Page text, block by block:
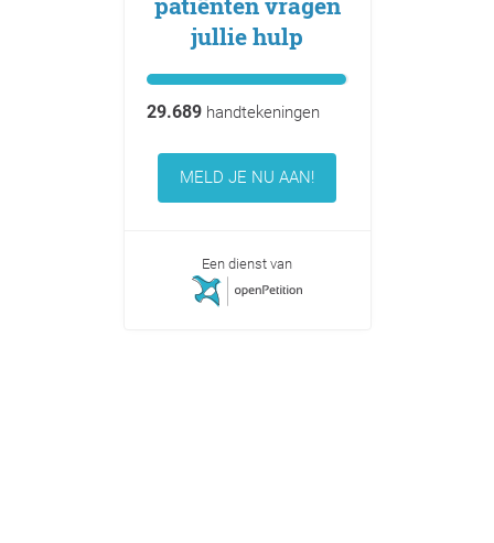
jullie hulp
29.689handtekeningen
MELD JE NU AAN!
Een dienst van